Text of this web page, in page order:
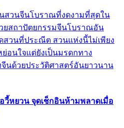
สวนจีนโบราณที่งดงามที่สุดใน
วยสถาปัตยกรรมจีนโบราณอัน
สวนที่ประณีต สวนแห่งนี้ไม่เพียง
อนใจแต่ยังเป็นมรดกทาง
ด้วยประวัติศาสตร์อันยาวนาน
วี้หยวน จุดเช็กอินห้ามพลาดเมื่อ